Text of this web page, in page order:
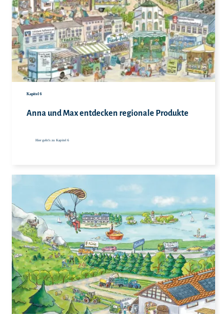
Kapitel 6
Anna und Max entdecken regionale Produkte
Hier geht's zu Kapitel 6